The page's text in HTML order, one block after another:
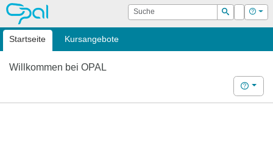
OPAL Suche
Suchen
Login Hilfe
Startseite Kursangebote
Willkommen bei OPAL
Hilfe